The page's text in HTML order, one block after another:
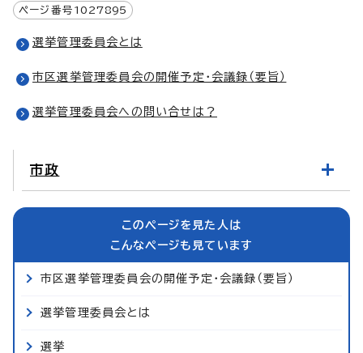
ページ番号 1027895
選挙管理委員会とは
市区選挙管理委員会の開催予定・会議録（要旨）
選挙管理委員会への問い合せは？
市政
このページを見た人は
こんなページも見ています
市区選挙管理委員会の開催予定・会議録（要旨）
選挙管理委員会とは
選挙